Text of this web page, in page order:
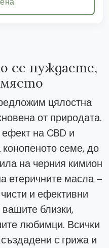
се нуждаете,
цялостна
от природата.
на CBD и
семе, до
на черния кимион
етеричните масла –
и ефективни
близки,
любимци. Всички
с грижа и